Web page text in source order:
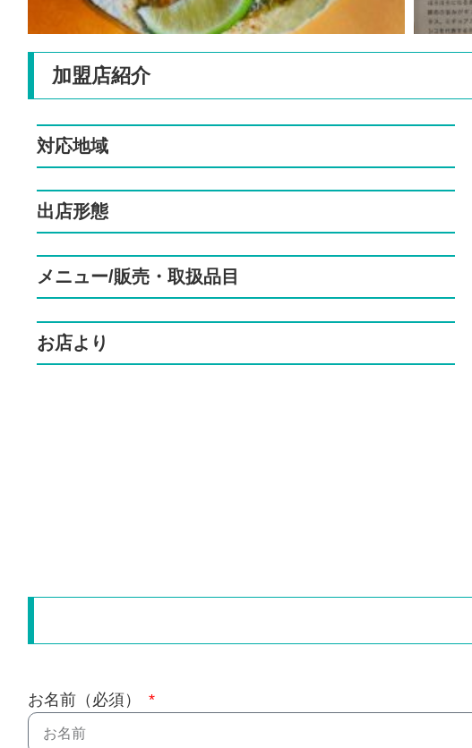
加盟店紹介
対応地域
出店形態
メニュー/販売・取扱品目
お店より
お名前（必須）